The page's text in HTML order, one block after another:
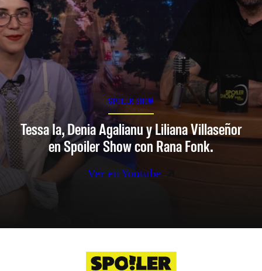
SPOILER SHOW
Tessa Ia, Denia Agalianu y Liliana Villaseñor
en Spoiler Show con Rana Fonk.
Ver en Youtube